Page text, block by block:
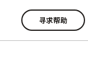
寻求帮助